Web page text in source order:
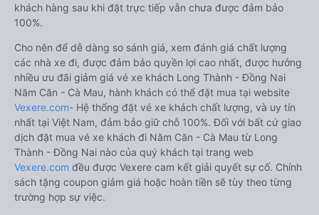
khách hàng sau khi đặt trực tiếp vẫn chưa được đảm bảo
100%.
Cho nên để dễ dàng so sánh giá, xem đánh giá chất lượng
các nhà xe đi, được đảm bảo quyền lợi cao nhất, được hưởng
nhiều ưu đãi giảm giá vé xe khách Long Thành - Đồng Nai
Năm Căn - Cà Mau, hành khách có thể đặt mua tại website
Vexere.com- Hệ thống đặt vé xe khách chất lượng, và uy tín
nhất tại Việt Nam, đảm bảo giữ chỗ 100%. Đối với bất cứ giao
dịch đặt mua vé xe khách đi Năm Căn - Cà Mau từ Long
Thành - Đồng Nai nào của quý khách tại trang web
Vexere.com đều được Vexere cam kết giải quyết sự cố. Chính
sách tặng coupon giảm giá hoặc hoàn tiền sẽ tùy theo từng
trường hợp sự việc.